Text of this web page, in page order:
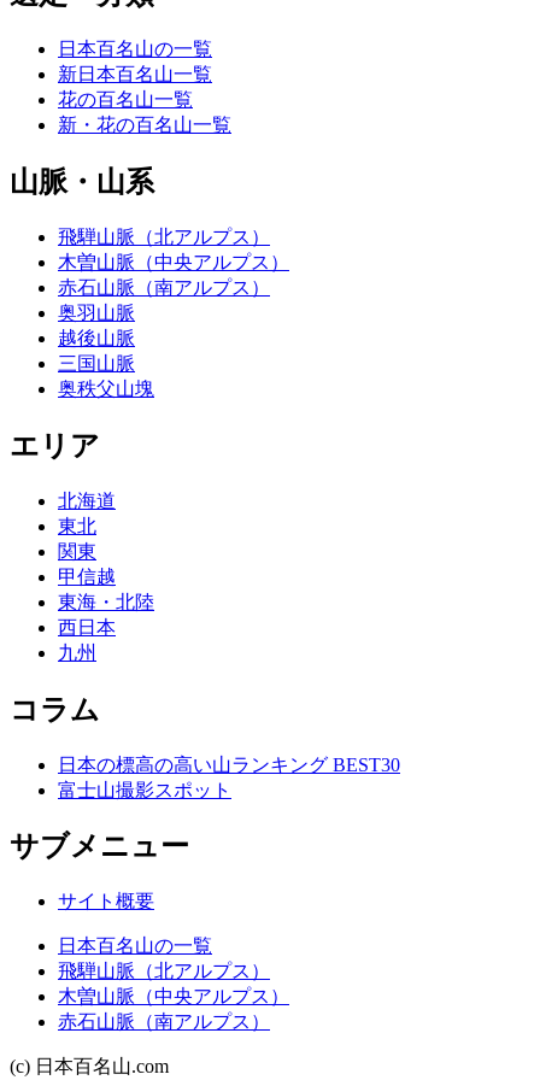
日本百名山の一覧
新日本百名山一覧
花の百名山一覧
新・花の百名山一覧
山脈・山系
飛騨山脈（北アルプス）
木曽山脈（中央アルプス）
赤石山脈（南アルプス）
奥羽山脈
越後山脈
三国山脈
奥秩父山塊
エリア
北海道
東北
関東
甲信越
東海・北陸
西日本
九州
コラム
日本の標高の高い山ランキング BEST30
富士山撮影スポット
サブメニュー
サイト概要
日本百名山の一覧
飛騨山脈（北アルプス）
木曽山脈（中央アルプス）
赤石山脈（南アルプス）
(c) 日本百名山.com